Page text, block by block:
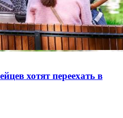
хотят переехать в